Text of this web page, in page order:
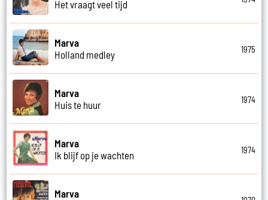
Het vraagt veel tijd
Marva
Holland medley
1975
Marva
Huis te huur
1974
Marva
Ik blijf op je wachten
1974
Marva